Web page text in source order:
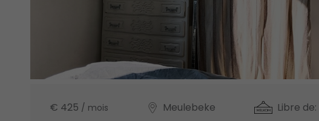
€ 425 / mois Meulebeke Libre